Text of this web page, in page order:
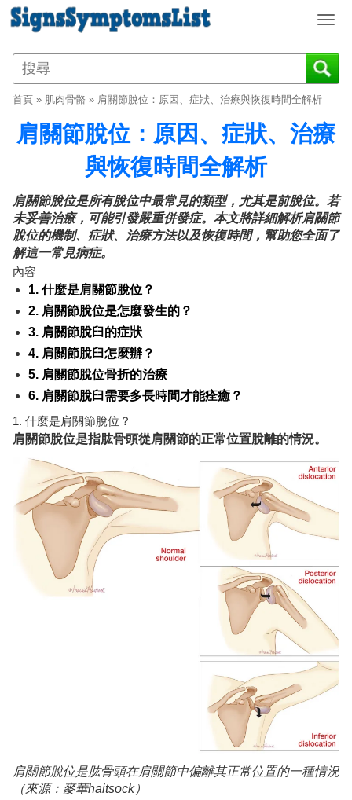
T
g
g
n
a
g
a
t
首頁 » 肌肉骨骼 » 肩關節脫位：原因、症狀、治療與恢復時間全解析
肩關節脫位：原因、症狀、治療
與恢復時間全解析
肩關節脫位是所有脫位中最常見的類型，尤其是前脫位。若
未妥善治療，可能引發嚴重併發症。本文將詳細解析肩關節
脫位的機制、症狀、治療方法以及恢復時間，幫助您全面了
解這一常見病症。
內容
1. 什麼是肩關節脫位？
2. 肩關節脫位是怎麼發生的？
3. 肩關節脫臼的症狀
4. 肩關節脫臼怎麼辦？
5. 肩關節脫位骨折的治療
6. 肩關節脫臼需要多長時間才能痊癒？
1. 什麼是肩關節脫位？
肩關節脫位是指肱骨頭從肩關節的正常位置脫離的情況。
肩關節脫位是肱骨頭在肩關節中偏離其正常位置的一種情況
（來源：麥華haitsock）